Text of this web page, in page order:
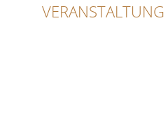
VERANSTALTUNG